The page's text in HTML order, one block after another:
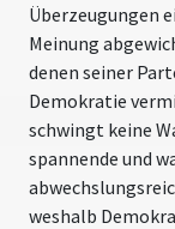
Überzeugungen
Meinung
denen seiner
Demokratie
schwingt keine
spannende und
weshalb